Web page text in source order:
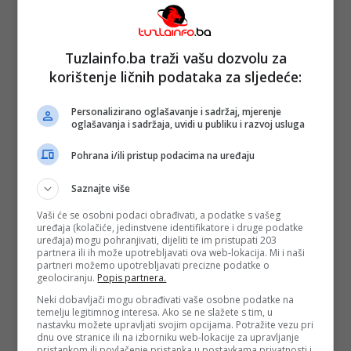
Sud BiH: Za
zločine u Janji
potvrđeno 12
godina zatvora
Objavljeno:12.
Opširnije
Kraj
Tuzlainfo.ba traži vašu dozvolu za
korištenje ličnih podataka za sljedeće:
Personalizirano oglašavanje i sadržaj, mjerenje
oglašavanja i sadržaja, uvidi u publiku i razvoj usluga
Pohrana i/ili pristup podacima na uređaju
Saznajte više
Vaši će se osobni podaci obrađivati, a podatke s vašeg
uređaja (kolačiće, jedinstvene identifikatore i druge podatke
uređaja) mogu pohranjivati, dijeliti te im pristupati 203
partnera ili ih može upotrebljavati ova web-lokacija. Mi i naši
partneri možemo upotrebljavati precizne podatke o
geolociranju. Popis partnera.
Neki dobavljači mogu obrađivati vaše osobne podatke na
temelju legitimnog interesa. Ako se ne slažete s tim, u
nastavku možete upravljati svojim opcijama. Potražite vezu pri
dnu ove stranice ili na izborniku web-lokacije za upravljanje